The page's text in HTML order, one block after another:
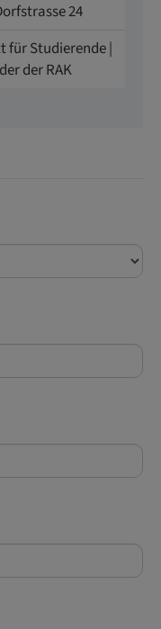
24
für Studierende |
der RAK